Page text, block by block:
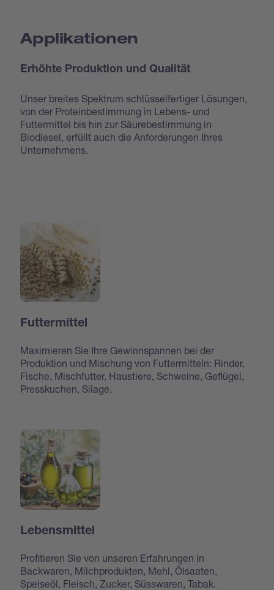
Applikationen
Erhöhte Produktion und Qualität
Unser breites Spektrum schlüsselfertiger Lösungen,
von der Proteinbestimmung in Lebens- und
Futtermittel bis hin zur Säurebestimmung in
Biodiesel, erfüllt auch die Anforderungen Ihres
Unternehmens.
Futtermittel
Maximieren Sie Ihre Gewinnspannen bei der
Produktion und Mischung von Futtermitteln: Rinder,
Fische, Mischfutter, Haustiere, Schweine, Geflügel,
Presskuchen, Silage.
Lebensmittel
Profitieren Sie von unseren Erfahrungen in
Backwaren, Milchprodukten, Mehl, Ölsaaten,
Speiseöl, Fleisch, Zucker, Süsswaren, Tabak.